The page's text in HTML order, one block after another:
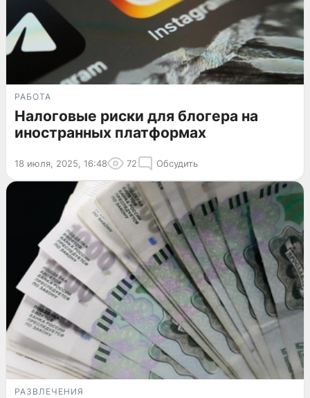
РАБОТА
Налоговые риски для блогера на
иностранных платформах
18 июля, 2025, 16:48 72 Обсудить
РАЗВЛЕЧЕНИЯ